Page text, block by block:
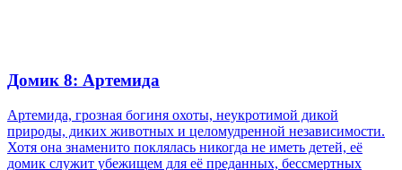
Домик 8: Артемида
Артемида, грозная богиня охоты, неукротимой дикой
природы, диких животных и целомудренной независимости.
Хотя она знаменито поклялась никогда не иметь детей, её
домик служит убежищем для её преданных, бессмертных